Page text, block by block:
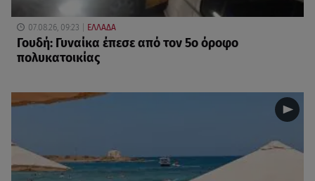
07.08.26, 09:23 ΕΛΛΑΔΑ
Γουδή: Γυναίκα έπεσε από τον 5ο όροφο
πολυκατοικίας